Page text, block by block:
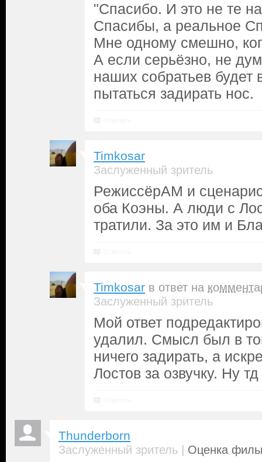
"Спасибо. И это не те
Спасибы, а реальное
Мне одному смешно,
А если серьёзно, не
наших собратьев будет
пытаться задирать нос.
Timkosar
Заслуженный зритель
РежиссёрАМ и
оба Коэны. А люди с
тратили. За это им и
Timkosar в ответ на
Заслуженный зритель
Мой ответ
удалил. Смысл был в
ничего задирать, а
Лостов за озвучку. Ну
Thunderborn
Заслуженный зритель | Оценка